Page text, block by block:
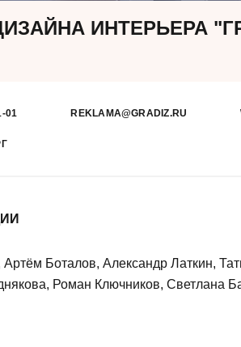
ИНТЕРЬЕРА
01 REKLAMA@GRADIZ.RU
Артём Боталов, Александр Латкин,
Роман Ключников, Светлана